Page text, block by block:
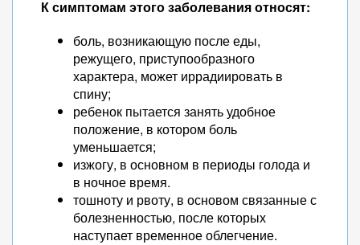
К симптомам этого заболевания относят:
боль, возникающую после еды,
режущего, приступообразного
характера, может иррадиировать в
спину;
ребенок пытается занять удобное
положение, в котором боль
уменьшается;
изжогу, в основном в периоды голода и
в ночное время.
тошноту и рвоту, в основом связанные с
болезненностью, после которых
наступает временное облегчение.